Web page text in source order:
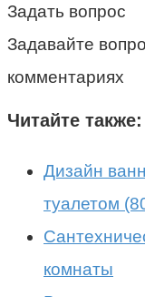
Задать вопрос
Задавайте
комментариях
Читайте также:
Дизайн
туалетом
комнаты